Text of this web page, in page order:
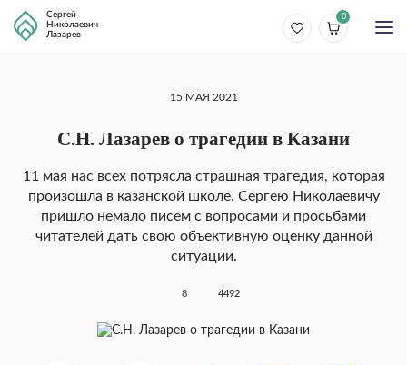
Сергей
Николаевич
Лазарев
0
15 МАЯ 2021
С.Н. Лазарев о трагедии в Казани
11 мая нас всех потрясла страшная трагедия, которая
произошла в казанской школе. Сергею Николаевичу
пришло немало писем с вопросами и просьбами
читателей дать свою объективную оценку данной
ситуации.
8 4492